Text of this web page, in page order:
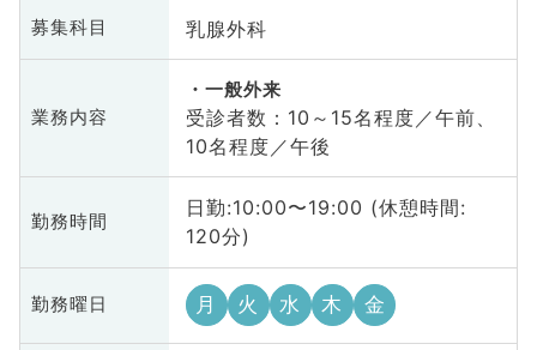
募集科目 乳腺外科
業務内容
一般外来
受診者数：10～15名程度／午前、
10名程度／午後
勤務時間
日勤:10:00〜19:00 (休憩時間:
120分)
勤務曜日 月 火 水 木 金